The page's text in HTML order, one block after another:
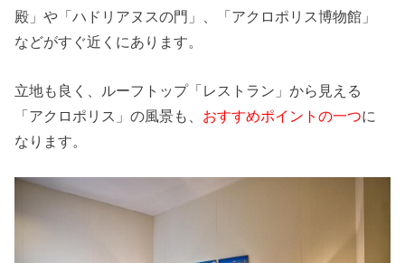
殿」や「ハドリアヌスの門」、「アクロポリス博物館」
などがすぐ近くにあります。
立地も良く、ルーフトップ「レストラン」から見える
「アクロポリス」の風景も、 おすすめポイントの一つに
なります。